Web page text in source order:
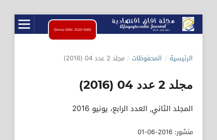
Online ISSN: 2520-5005
الرئيسية / المحفوظات / مجلد 2 عدد 04 (2016)
مجلد 2 عدد 04 (2016)
المجلد الثاني, العدد الرابع، يونيو 2016
منشور: 2016-06-01